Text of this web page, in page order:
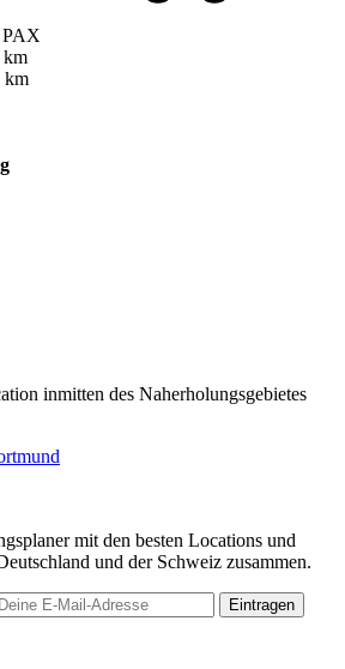
PAX
km
km
inmitten des Naherholungsgebietes
mit den besten Locations und
und der Schweiz zusammen.
Eintragen